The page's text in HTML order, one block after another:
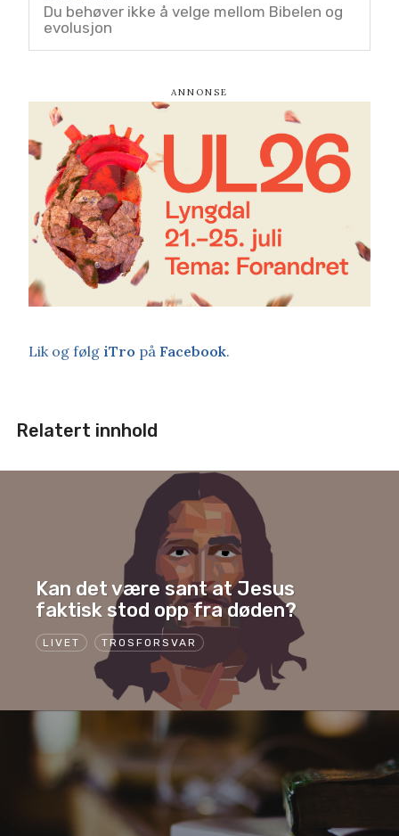
Du behøver ikke å velge mellom Bibelen og
evolusjon
Lik og følg iTro på Facebook.
Relatert innhold
LIVET TROSFORSVAR
Kan det være sant at Jesus
faktisk stod opp fra døden?